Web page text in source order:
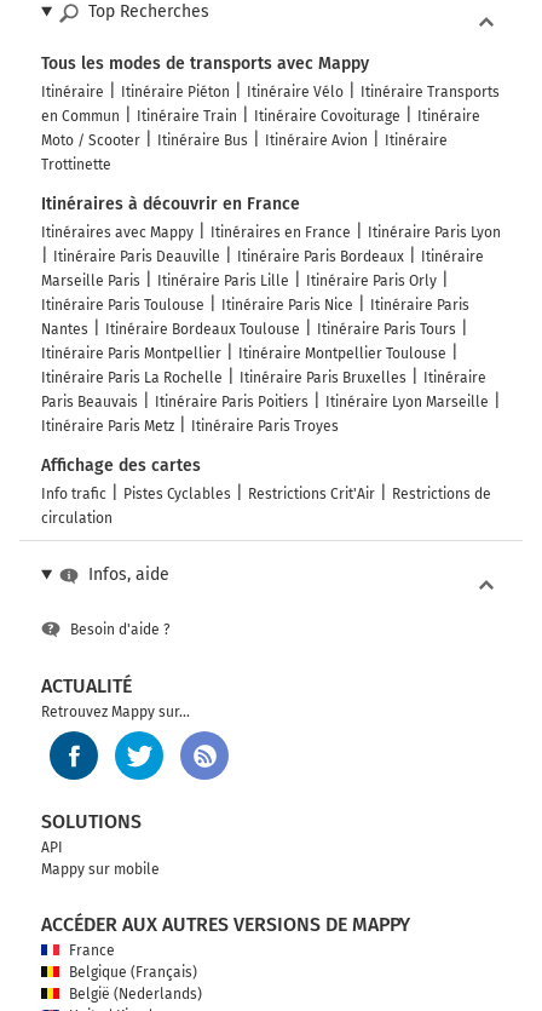
Top Recherches
Tous les modes de transports avec Mappy
Itinéraire Itinéraire Piéton Itinéraire Vélo
Itinéraire Transports
en Commun
Itinéraire Train Itinéraire Covoiturage
Itinéraire
Moto / Scooter
Itinéraire Bus Itinéraire Avion
Itinéraire
Trottinette
Itinéraires à découvrir en France
Itinéraires avec Mappy Itinéraires en France
Itinéraire Paris Lyon
Itinéraire Paris Deauville
Itinéraire Paris Bordeaux
Itinéraire
Marseille Paris
Itinéraire Paris Lille
Itinéraire Paris Orly
Itinéraire Paris Toulouse
Itinéraire Paris Nice
Itinéraire Paris
Nantes
Itinéraire Bordeaux Toulouse
Itinéraire Paris Tours
Itinéraire Paris Montpellier
Itinéraire Montpellier Toulouse
Itinéraire Paris La Rochelle
Itinéraire Paris Bruxelles
Itinéraire
Paris Beauvais
Itinéraire Paris Poitiers
Itinéraire Lyon Marseille
Itinéraire Paris Metz
Itinéraire Paris Troyes
Affichage des cartes
Info trafic Pistes Cyclables Restrictions Crit'Air
Restrictions de
circulation
Infos, aide
Besoin d'aide ?
ACTUALITÉ
Retrouvez Mappy sur...
SOLUTIONS
API
Mappy sur mobile
ACCÉDER AUX AUTRES VERSIONS DE MAPPY
France
Belgique (Français)
België (Nederlands)